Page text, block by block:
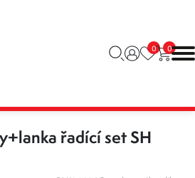
0 0
řadící set SH